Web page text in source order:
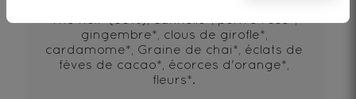
gingembre*, clous de girofle*,
cardamome*, Graine de chai*, éclats de
fèves de cacao*, écorces d'orange*,
fleurs*.